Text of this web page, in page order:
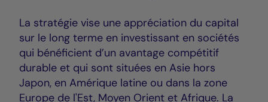
La stratégie vise une appréciation du capital
sur le long terme en investissant en sociétés
qui bénéficient d’un avantage compétitif
durable et qui sont situées en Asie hors
Japon, en Amérique latine ou dans la zone
Europe de l'Est, Moyen Orient et Afrique. La